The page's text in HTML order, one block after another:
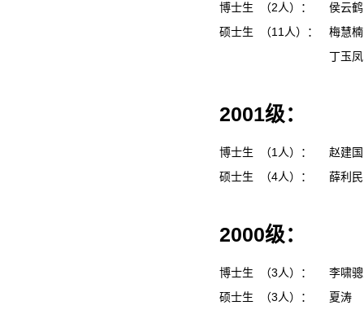
博士生 （2人）：
侯云
硕士生 （11人）：
梅慧
丁玉
2001级：
博士生 （1人）：
赵建
硕士生 （4人）：
薛利
2000级：
博士生 （3人）：
李啸
硕士生 （3人）：
夏涛